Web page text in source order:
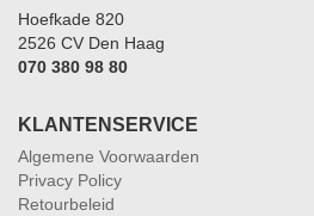
Hoefkade 820
2526 CV Den Haag
070 380 98 80
KLANTENSERVICE
Algemene Voorwaarden
Privacy Policy
Retourbeleid